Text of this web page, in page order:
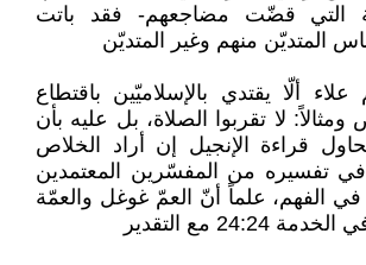
التي قضّت مضاجعهم- فقد باتت
المتديّن منهم وغير المتديّن
ألّا يقتدي بالإسلاميّين باقتطاع
لا تقربوا الصلاة، بل عليه بأن
قراءة الإنجيل إن أراد الخلاص
تفسيره من المفسّرين المعتمدين
الفهم، علماً أنّ العمّ غوغل والعمّة
مع التقدير